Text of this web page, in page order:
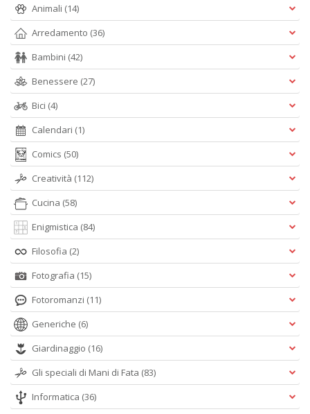
Animali (14)
Arredamento (36)
Bambini (42)
Benessere (27)
Bici (4)
Calendari (1)
Comics (50)
Creatività (112)
Cucina (58)
Enigmistica (84)
Filosofia (2)
Fotografia (15)
Fotoromanzi (11)
Generiche (6)
Giardinaggio (16)
Gli speciali di Mani di Fata (83)
Informatica (36)